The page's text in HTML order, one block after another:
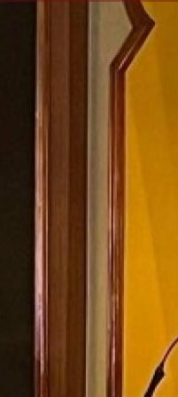
إلهام شرشر تكتب: دي مبقتش كورة..
دي سياسة